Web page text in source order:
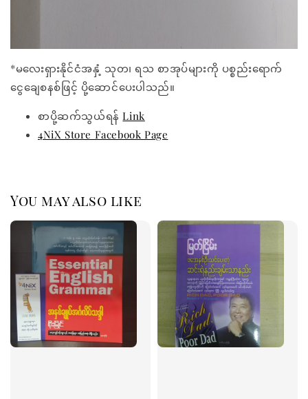
*မလေးရှားနိုင်ငံအနှံ့ သုတ၊ ရသ စာအုပ်များကို ပစ္စည်းရောက်
ငွေချေစနစ်ဖြင့် ပို့ဆောင်ပေးပါသည်။
စာပို့ဆက်သွယ်ရန်Link
4NiX Store Facebook Page
You may also like